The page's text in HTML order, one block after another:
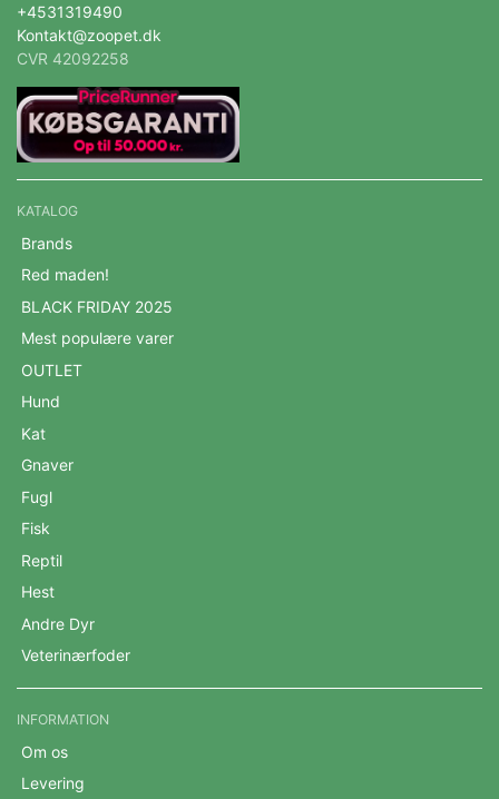
+4531319490
Kontakt@zoopet.dk
CVR 42092258
KATALOG
Brands
Red maden!
BLACK FRIDAY 2025
Mest populære varer
OUTLET
Hund
Kat
Gnaver
Fugl
Fisk
Reptil
Hest
Andre Dyr
Veterinærfoder
INFORMATION
Om os
Levering